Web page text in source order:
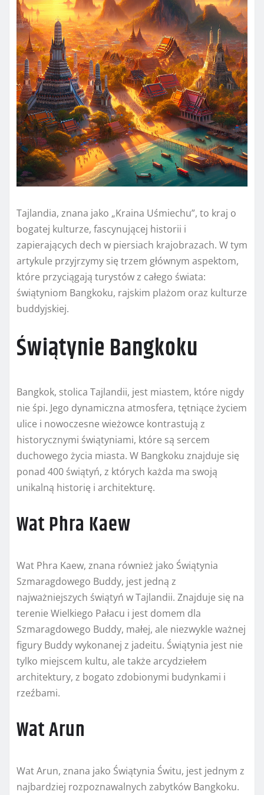
Tajlandia, znana jako „Kraina Uśmiechu”, to kraj o
bogatej kulturze, fascynującej historii i
zapierających dech w piersiach krajobrazach. W tym
artykule przyjrzymy się trzem głównym aspektom,
które przyciągają turystów z całego świata:
świątyniom Bangkoku, rajskim plażom oraz kulturze
buddyjskiej.
Świątynie Bangkoku
Bangkok, stolica Tajlandii, jest miastem, które nigdy
nie śpi. Jego dynamiczna atmosfera, tętniące życiem
ulice i nowoczesne wieżowce kontrastują z
historycznymi świątyniami, które są sercem
duchowego życia miasta. W Bangkoku znajduje się
ponad 400 świątyń, z których każda ma swoją
unikalną historię i architekturę.
Wat Phra Kaew
Wat Phra Kaew, znana również jako Świątynia
Szmaragdowego Buddy, jest jedną z
najważniejszych świątyń w Tajlandii. Znajduje się na
terenie Wielkiego Pałacu i jest domem dla
Szmaragdowego Buddy, małej, ale niezwykle ważnej
figury Buddy wykonanej z jadeitu. Świątynia jest nie
tylko miejscem kultu, ale także arcydziełem
architektury, z bogato zdobionymi budynkami i
rzeźbami.
Wat Arun
Wat Arun, znana jako Świątynia Świtu, jest jednym z
najbardziej rozpoznawalnych zabytków Bangkoku.